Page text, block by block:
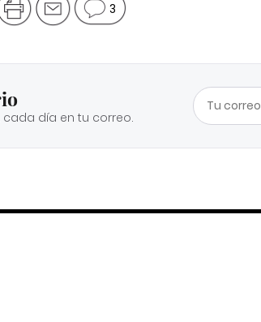
3
día en tu correo.